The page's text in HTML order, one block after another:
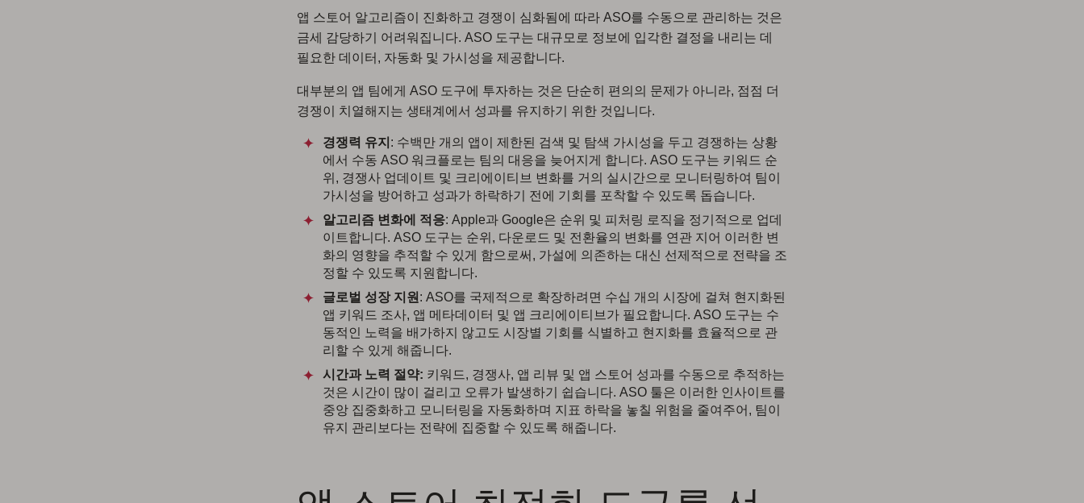
앱 스토어 알고리즘이 진화하고 경쟁이 심화됨에 따라 ASO를 수동으로 관리하는 것은
금세 감당하기 어려워집니다. ASO 도구는 대규모로 정보에 입각한 결정을 내리는 데
필요한 데이터, 자동화 및 가시성을 제공합니다.
대부분의 앱 팀에게 ASO 도구에 투자하는 것은 단순히 편의의 문제가 아니라, 점점 더
경쟁이 치열해지는 생태계에서 성과를 유지하기 위한 것입니다.
경쟁력 유지 : 수백만 개의 앱이 제한된 검색 및 탐색 가시성을 두고 경쟁하는 상황
에서 수동 ASO 워크플로는 팀의 대응을 늦어지게 합니다. ASO 도구는 키워드 순
위, 경쟁사 업데이트 및 크리에이티브 변화를 거의 실시간으로 모니터링하여 팀이
가시성을 방어하고 성과가 하락하기 전에 기회를 포착할 수 있도록 돕습니다.
알고리즘 변화에 적응: Apple과 Google은 순위 및 피처링 로직을 정기적으로 업데
이트합니다. ASO 도구는 순위, 다운로드 및 전환율의 변화를 연관 지어 이러한 변
화의 영향을 추적할 수 있게 함으로써, 가설에 의존하는 대신 선제적으로 전략을 조
정할 수 있도록 지원합니다.
글로벌 성장 지원 : ASO를 국제적으로 확장하려면 수십 개의 시장에 걸쳐 현지화된
앱 키워드 조사, 앱 메타데이터 및 앱 크리에이티브가 필요합니다. ASO 도구는 수
동적인 노력을 배가하지 않고도 시장별 기회를 식별하고 현지화를 효율적으로 관
리할 수 있게 해줍니다.
시간과 노력 절약: 키워드, 경쟁사, 앱 리뷰 및 앱 스토어 성과를 수동으로 추적하는
것은 시간이 많이 걸리고 오류가 발생하기 쉽습니다. ASO 툴은 이러한 인사이트를
중앙 집중화하고 모니터링을 자동화하며 지표 하락을 놓칠 위험을 줄여주어, 팀이
유지 관리보다는 전략에 집중할 수 있도록 해줍니다.